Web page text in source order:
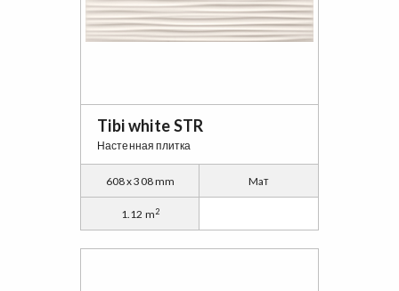
Tibi white STR
Настенная плитка
608 x 308 mm Maт
1.12 m2